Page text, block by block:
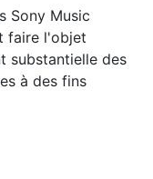
Sony Music
faire l'objet
substantielle des
à des fins